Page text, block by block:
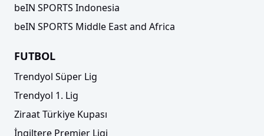
beIN SPORTS Indonesia
beIN SPORTS Middle East and Africa
FUTBOL
Trendyol Süper Lig
Trendyol 1. Lig
Ziraat Türkiye Kupası
İngiltere Premier Ligi